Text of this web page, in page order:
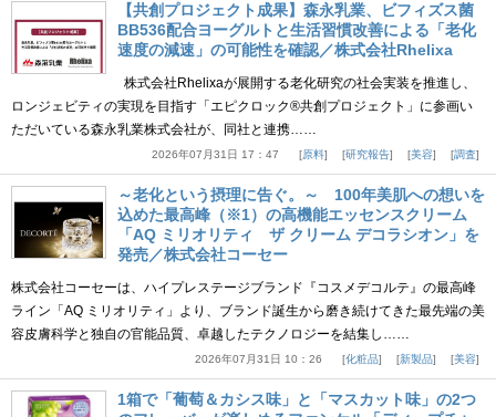
【共創プロジェクト成果】森永乳業、ビフィズス菌
BB536配合ヨーグルトと生活習慣改善による「老化
速度の減速」の可能性を確認／株式会社Rhelixa
株式会社Rhelixaが展開する老化研究の社会実装を推進し、
ロンジェビティの実現を目指す「エピクロック®共創プロジェクト」に参画い
ただいている森永乳業株式会社が、同社と連携……
2026年07月31日 17：47 原料 研究報告 美容 調査
～老化という摂理に告ぐ。～ 100年美肌への想いを
込めた最高峰（※1）の高機能エッセンスクリーム
「AQ ミリオリティ ザ クリーム デコラシオン」を
発売／株式会社コーセー
株式会社コーセーは、ハイプレステージブランド『コスメデコルテ』の最高峰
ライン「AQ ミリオリティ」より、ブランド誕生から磨き続けてきた最先端の美
容皮膚科学と独自の官能品質、卓越したテクノロジーを結集し……
2026年07月31日 10：26 化粧品 新製品 美容
1箱で「葡萄＆カシス味」と「マスカット味」の2つ